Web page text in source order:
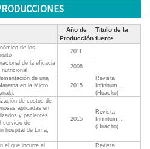
Año de
Producción
Título de la
fuente
de los
2011
de la eficacia
2006
de una
en la Micro
2015
Revista
Inﬁnitum...
(Huacho)
de costos de
aplicadas en
y pacientes
servicio de
hospital de Lima,
2015
Revista
Inﬁnitum...
(Huacho)
el que incurre el
Revista